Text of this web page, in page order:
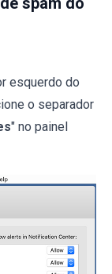
esquerdo do
o separador
" no painel